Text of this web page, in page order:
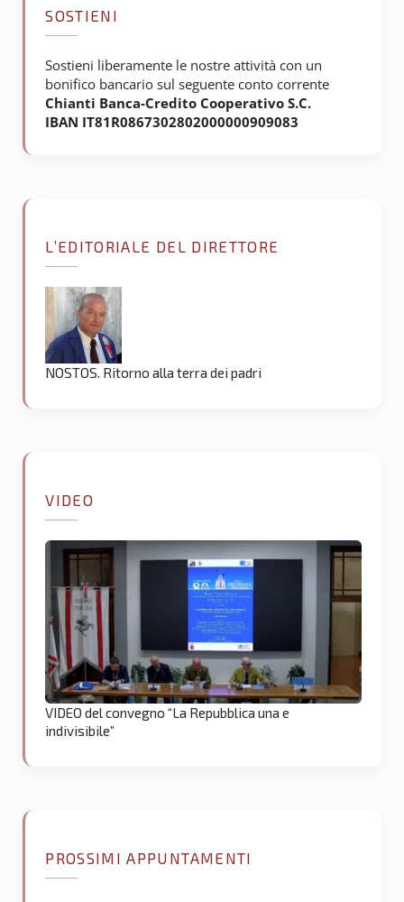
SOSTIENI
Sostieni liberamente le nostre attività con un
bonifico bancario sul seguente conto corrente
Chianti Banca-Credito Cooperativo S.C.
IBAN IT81R0867302802000000909083
L’EDITORIALE DEL DIRETTORE
NOSTOS. Ritorno alla terra dei padri
VIDEO
VIDEO del convegno “La Repubblica una e
indivisibile”
PROSSIMI APPUNTAMENTI